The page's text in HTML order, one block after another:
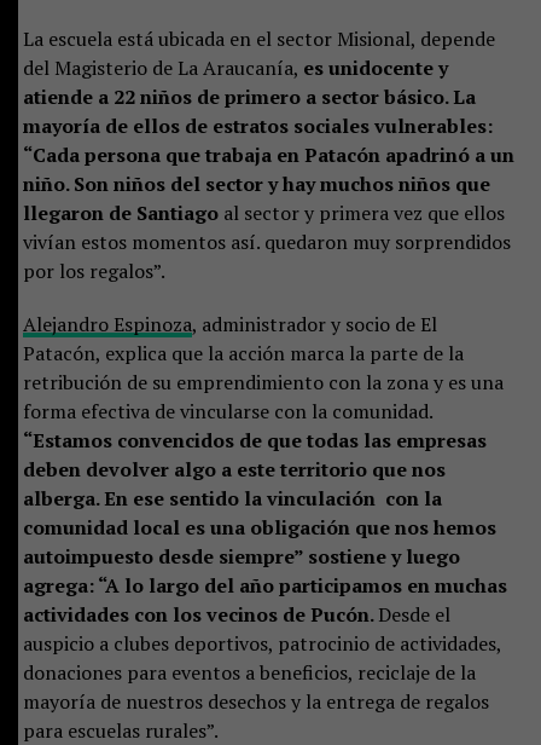
La escuela está ubicada en el sector Misional, depende
del Magisterio de La Araucanía, es unidocente y
atiende a 22 niños de primero a sector básico. La
mayoría de ellos de estratos sociales vulnerables:
“Cada persona que trabaja en Patacón apadrinó a un
niño. Son niños del sector y hay muchos niños que
llegaron de Santiagoal sector y primera vez que ellos
vivían estos momentos así. quedaron muy sorprendidos
por los regalos”.
Alejandro Espinoza, administrador y socio de El
Patacón, explica que la acción marca la parte de la
retribución de su emprendimiento con la zona y es una
forma efectiva de vincularse con la comunidad.
“Estamos convencidos de que todas las empresas
deben devolver algo a este territorio que nos
alberga. En ese sentido la vinculación con la
comunidad local es una obligación que nos hemos
autoimpuesto desde siempre” sostiene y luego
agrega: “A lo largo del año participamos en muchas
actividades con los vecinos de Pucón.Desde el
auspicio a clubes deportivos, patrocinio de actividades,
donaciones para eventos a beneficios, reciclaje de la
mayoría de nuestros desechos y la entrega de regalos
para escuelas rurales”.